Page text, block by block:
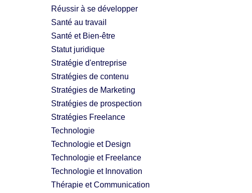
Réussir à se développer
Santé au travail
Santé et Bien-être
Statut juridique
Stratégie d'entreprise
Stratégies de contenu
Stratégies de Marketing
Stratégies de prospection
Stratégies Freelance
Technologie
Technologie et Design
Technologie et Freelance
Technologie et Innovation
Thérapie et Communication